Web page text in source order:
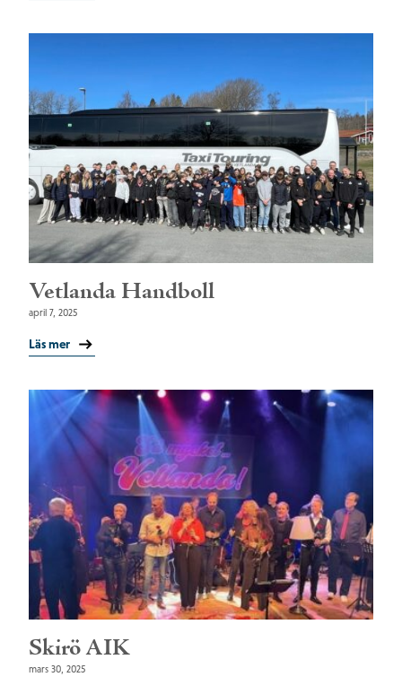
Vetlanda Handboll
april 7, 2025
Läs mer
Skirö AIK
mars 30, 2025